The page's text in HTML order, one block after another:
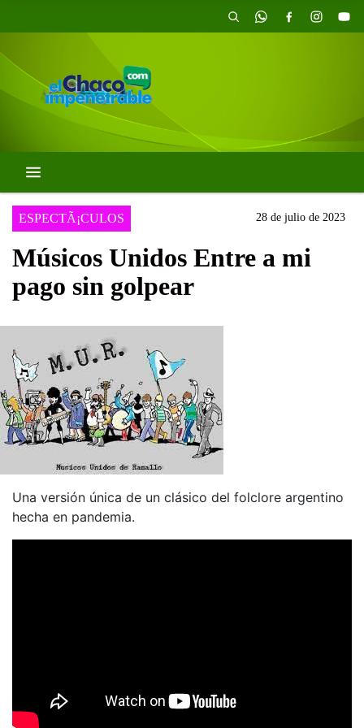
ESPECTÃ¡CULOS 28 de julio de 2023
Músicos Unidos Entre a mi
pago sin golpear
Una versión única de un clásico del folclore argentino
hecha en pandemia.